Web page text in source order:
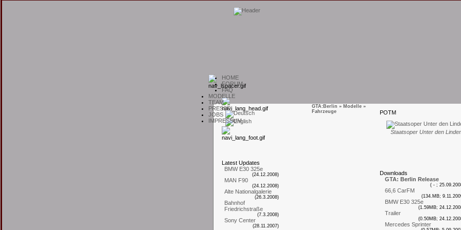
HOME
FORUM
FAQ
MODELLE
TEAM
PRESSE
JOBS
IMPRESSUM
L atest Updates
BMW E30 325e
(24.12.2008)
MAN F90
(24.12.2008)
Alte Nationalgalerie
(26.3.2008)
Bahnhof
Friedrichstraße
(7.3.2008)
Sony Center
(28.11.2007)
POTM
Staatsoper Unter den
Downloads
GTA: Berlin Release
( - ;
66,6 CarFM
(134.MB;
BMW E30 325e
(1.59MB;
Trailer
(0.50MB;
Mercedes Sprinter
GTA:Berlin » Modelle »
Fahrzeuge